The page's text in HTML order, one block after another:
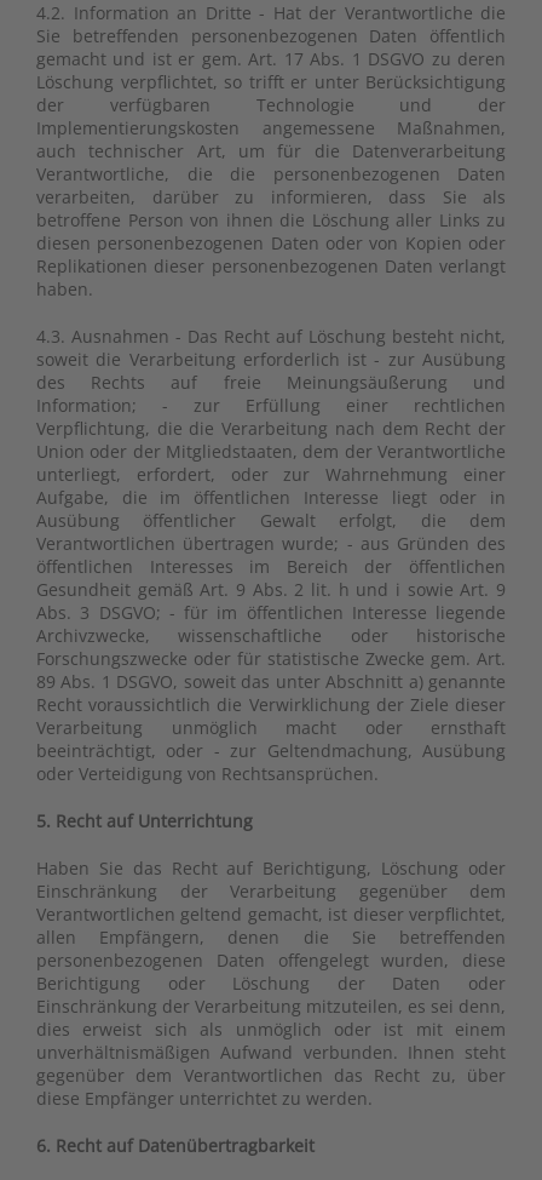
4.2. Information an Dritte - Hat der Verantwortliche die
Sie betreffenden personenbezogenen Daten öffentlich
gemacht und ist er gem. Art. 17 Abs. 1 DSGVO zu deren
Löschung verpflichtet, so trifft er unter Berücksichtigung
der verfügbaren Technologie und der
Implementierungskosten angemessene Maßnahmen,
auch technischer Art, um für die Datenverarbeitung
Verantwortliche, die die personenbezogenen Daten
verarbeiten, darüber zu informieren, dass Sie als
betroffene Person von ihnen die Löschung aller Links zu
diesen personenbezogenen Daten oder von Kopien oder
Replikationen dieser personenbezogenen Daten verlangt
haben.
4.3. Ausnahmen - Das Recht auf Löschung besteht nicht,
soweit die Verarbeitung erforderlich ist - zur Ausübung
des Rechts auf freie Meinungsäußerung und
Information; - zur Erfüllung einer rechtlichen
Verpflichtung, die die Verarbeitung nach dem Recht der
Union oder der Mitgliedstaaten, dem der Verantwortliche
unterliegt, erfordert, oder zur Wahrnehmung einer
Aufgabe, die im öffentlichen Interesse liegt oder in
Ausübung öffentlicher Gewalt erfolgt, die dem
Verantwortlichen übertragen wurde; - aus Gründen des
öffentlichen Interesses im Bereich der öffentlichen
Gesundheit gemäß Art. 9 Abs. 2 lit. h und i sowie Art. 9
Abs. 3 DSGVO; - für im öffentlichen Interesse liegende
Archivzwecke, wissenschaftliche oder historische
Forschungszwecke oder für statistische Zwecke gem. Art.
89 Abs. 1 DSGVO, soweit das unter Abschnitt a) genannte
Recht voraussichtlich die Verwirklichung der Ziele dieser
Verarbeitung unmöglich macht oder ernsthaft
beeinträchtigt, oder - zur Geltendmachung, Ausübung
oder Verteidigung von Rechtsansprüchen.
5. Recht auf Unterrichtung
Haben Sie das Recht auf Berichtigung, Löschung oder
Einschränkung der Verarbeitung gegenüber dem
Verantwortlichen geltend gemacht, ist dieser verpflichtet,
allen Empfängern, denen die Sie betreffenden
personenbezogenen Daten offengelegt wurden, diese
Berichtigung oder Löschung der Daten oder
Einschränkung der Verarbeitung mitzuteilen, es sei denn,
dies erweist sich als unmöglich oder ist mit einem
unverhältnismäßigen Aufwand verbunden. Ihnen steht
gegenüber dem Verantwortlichen das Recht zu, über
diese Empfänger unterrichtet zu werden.
6. Recht auf Datenübertragbarkeit